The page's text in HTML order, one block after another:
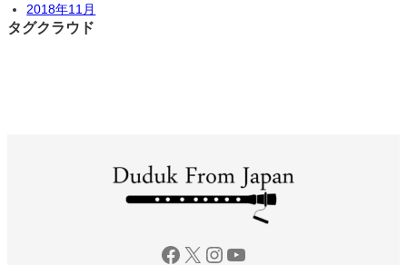
2018年11月
タグクラウド
Facebook
X Instagram
YouTube